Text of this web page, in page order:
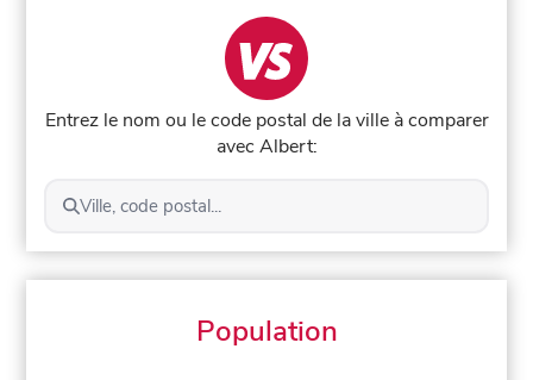
Entrez le nom ou le code postal de la ville à comparer
avec Albert:
Ville, code postal...
Population